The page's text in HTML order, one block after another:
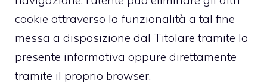
cookie attraverso la funzionalità a tal fine
messa a disposizione dal Titolare tramite la
presente informativa oppure direttamente
tramite il proprio browser.